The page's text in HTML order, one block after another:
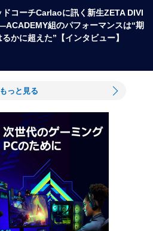
ドコーチCarlaoに訊く新生ZETA DIVI
組のパフォーマンスは“期
かに超えた”【インタビュー】
もっと見る